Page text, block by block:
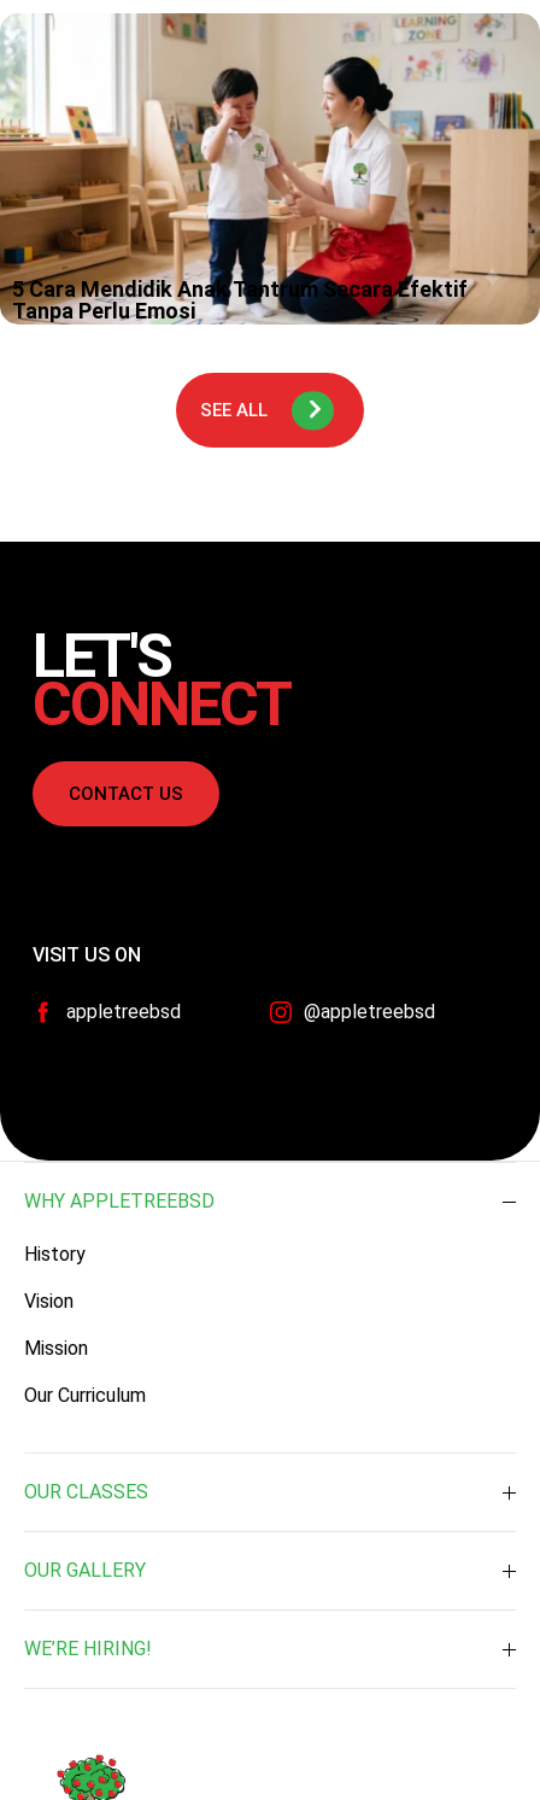
lebih cepat daripada kemampuan kita menahan tawa. Kami
sering melihat anak usia ini bisa berubah dari “peneliti
dinosaurus”…
5 Cara Mendidik Anak Tantrum Secara Efektif
Tanpa Perlu Emosi
kelasnya. Kami paham, ada hari ketika suara anak naik sedikit
SEE ALL
LET'S
CONNECT
CONTACT US
VISIT US ON
appletreebsd @appletreebsd
WHY APPLETREEBSD
History
Vision
Mission
Our Curriculum
OUR CLASSES
Pre-Nursery
Nursery
Kindergarten 2
OUR GALLERY
Enrichment Programs
WE’RE HIRING!